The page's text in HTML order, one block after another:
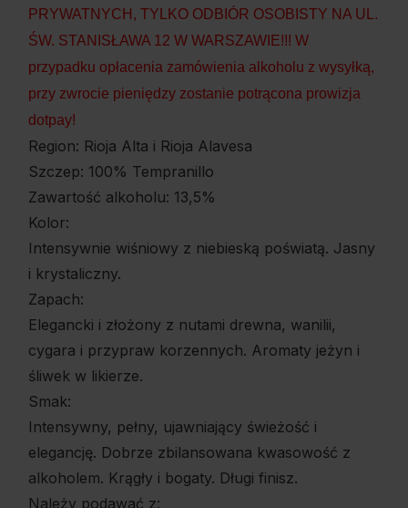
PRYWATNYCH, TYLKO ODBIÓR OSOBISTY NA UL.
ŚW. STANISŁAWA 12 W WARSZAWIE!!! W
przypadku opłacenia zamówienia alkoholu z wysyłką,
przy zwrocie pieniędzy zostanie potrącona prowizja
dotpay!
Region: Rioja Alta i Rioja Alavesa
Szczep: 100% Tempranillo
Zawartość alkoholu: 13,5%
Kolor:
Intensywnie wiśniowy z niebieską poświatą. Jasny
i krystaliczny.
Zapach:
Elegancki i złożony z nutami drewna, wanilii,
cygara i przypraw korzennych. Aromaty jeżyn i
śliwek w likierze.
Smak:
Intensywny, pełny, ujawniający świeżość i
elegancję. Dobrze zbilansowana kwasowość z
alkoholem. Krągły i bogaty. Długi finisz.
Należy podawać z: